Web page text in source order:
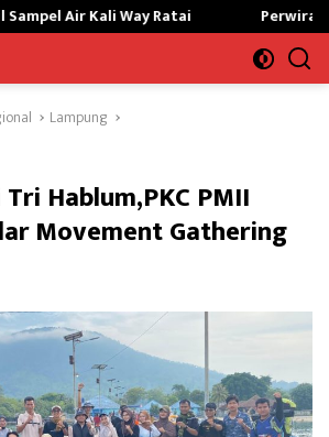
Ratai Perwira Kilang Balongan
Lampung
Hablum,PKC PMII
Movement Gathering